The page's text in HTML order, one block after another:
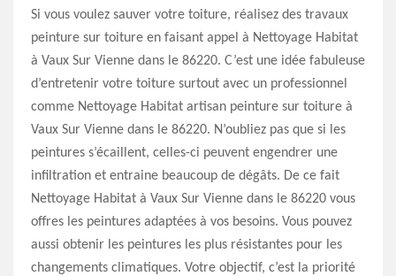
Si vous voulez sauver votre toiture, réalisez des travaux
peinture sur toiture en faisant appel à Nettoyage Habitat
à Vaux Sur Vienne dans le 86220. C’est une idée fabuleuse
d’entretenir votre toiture surtout avec un professionnel
comme Nettoyage Habitat artisan peinture sur toiture à
Vaux Sur Vienne dans le 86220. N’oubliez pas que si les
peintures s’écaillent, celles-ci peuvent engendrer une
infiltration et entraine beaucoup de dégâts. De ce fait
Nettoyage Habitat à Vaux Sur Vienne dans le 86220 vous
offres les peintures adaptées à vos besoins. Vous pouvez
aussi obtenir les peintures les plus résistantes pour les
changements climatiques. Votre objectif, c’est la priorité